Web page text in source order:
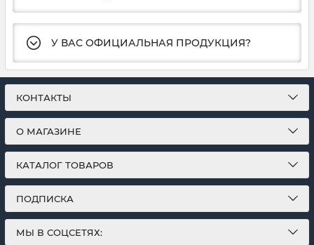
У ВАС ОФИЦИАЛЬНАЯ ПРОДУКЦИЯ?
КОНТАКТЫ
О МАГАЗИНЕ
КАТАЛОГ ТОВАРОВ
ПОДПИСКА
МЫ В СОЦСЕТЯХ: